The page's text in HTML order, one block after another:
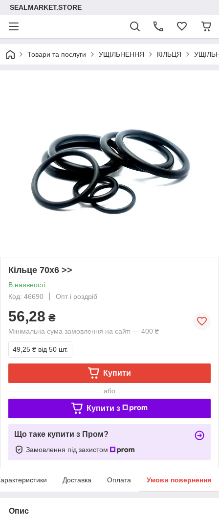
SEALMARKET.STORE
Товари та послуги УЩІЛЬНЕННЯ КІЛЬЦЯ
Кільце 70х6 >>
В наявності
Код: 46690
Опт і роздріб
56,28 ₴
Мінімальна сума замовлення на сайті — 400 ₴
49,25 ₴ від 50 шт.
Купити
або
Купити з
Що таке купити з Пром?
Замовлення під захистом
Доставка Оплата Умови повернення
Опис